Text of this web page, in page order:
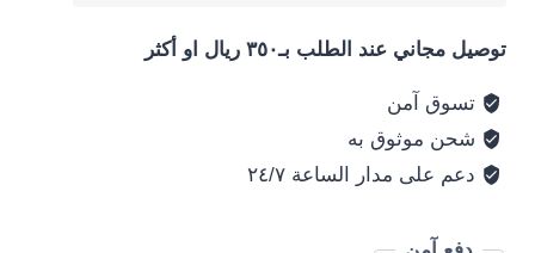
20000
3
Ports
PDpioneer
توصيل مجاني عند الطلب بـ٣٥٠ ريال او أكثر
تسوق آمن
شحن موثوق به
دعم على مدار الساعة ٢٤/٧